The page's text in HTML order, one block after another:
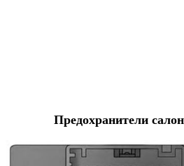
Предохранители